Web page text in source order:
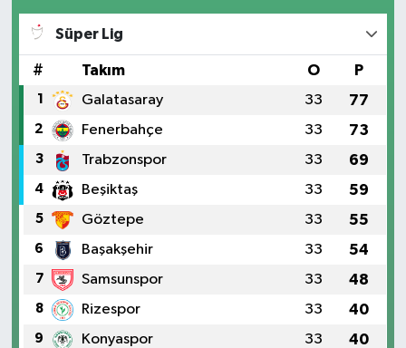
Süper Lig
# Takım O P
1 Galatasaray 33 77
2 Fenerbahçe 33 73
3 Trabzonspor 33 69
4 Beşiktaş 33 59
5 Göztepe 33 55
6 Başakşehir 33 54
7 Samsunspor 33 48
8 Rizespor 33 40
9 Konyaspor 33 40